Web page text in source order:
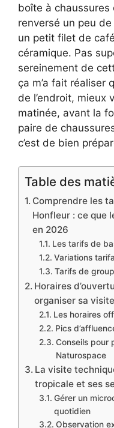
boîte à chaussures
renversé un peu
un petit filet de
céramique. Pas
sereinement de
ça m’a fait réaliser
de l’endroit, mieux
matinée, avant la
paire de
c’est de bien
Table des
Comprendre les
Honfleur : ce que
en 2026
Les tarifs de
Variations
Tarifs de
Horaires
organiser sa
Les horaires
Pics
Conseils pour
Naturospace
La visite
tropicale et ses
Gérer un
quotidien
Observation